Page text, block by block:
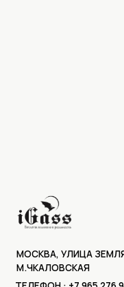
Условия возврата
Рассрочка
Доставка и оплата
Политика конфиденциальности